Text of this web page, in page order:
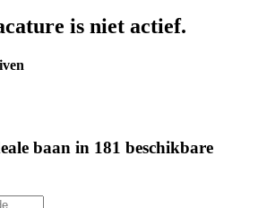
is niet actief.
baan in 181 beschikbare